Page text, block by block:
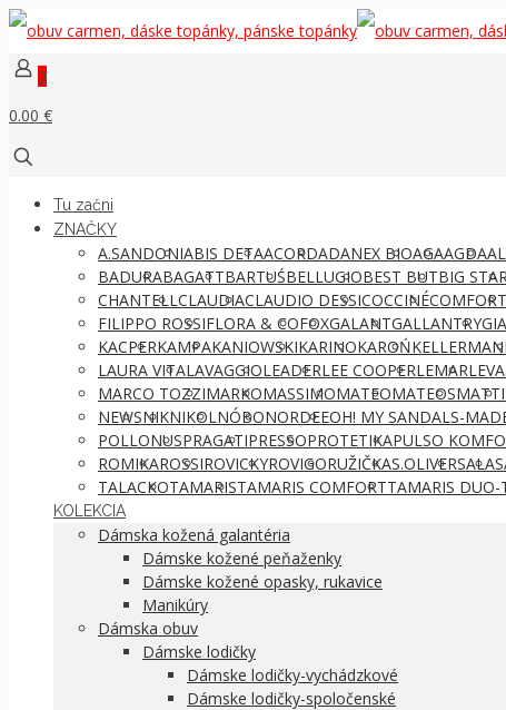
0
0.00 €
Tu začni
ZNAČKY
A.SANDONIABIS DETAACORDADANEX BIOAGAAGDA
BADURABAGATTBARTUŚBELLUGIOBEST BUTBIG
CHANTELLCLAUDIACLAUDIO DESSICOCCINÉCOMFORT
FILIPPO ROSSIFLORA & COFOXGALANTGALLANTRY
KACPERKAMPAKANIOWSKIKARINOKAROŃ
LAURA VITALAVAGGIOLEADERLEE COOPERLEMAR
MARCO TOZZIMARKOMASSIMOMATEOMATEOSMATTI
NEWSNIKNIKOLNÓBONORDEEOH! MY SANDALS-
POLLONUSPRAGATIPRESSOPROTETIKAPULSO
ROMIKAROSSIROVICKYROVIGORUŽIČKAS.OLIVERSALA
TALACKOTAMARISTAMARIS COMFORTTAMARIS DUO-
KOLEKCIA
Dámska kožená galantéria
Dámske kožené peňaženky
Dámske kožené opasky, rukavice
Manikúry
Dámska obuv
Dámske lodičky
Dámske lodičky-vychádzkové
Dámske lodičky-spoločenské